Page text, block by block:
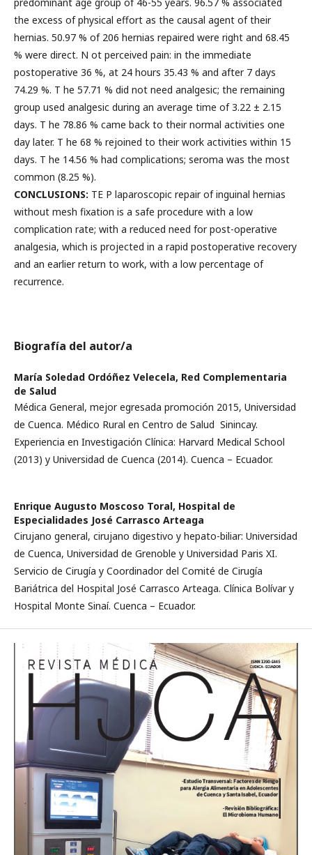
the excess of physical effort as the causal agent of their
hernias. 50.97 % of 206 hernias repaired were right and 68.45
% were direct. N ot perceived pain: in the immediate
postoperative 36 %, at 24 hours 35.43 % and after 7 days
74.29 %. T he 57.71 % did not need analgesic; the remaining
group used analgesic during an average time of 3.22 ± 2.15
days. T he 78.86 % came back to their normal activities one
day later. T he 68 % rejoined to their work activities within 15
days. T he 14.56 % had complications; seroma was the most
common (8.25 %).
CONCLUSIONS: TE P laparoscopic repair of inguinal hernias
without mesh fixation is a safe procedure with a low
complication rate; with a reduced need for post-operative
analgesia, which is projected in a rapid postoperative recovery
and an earlier return to work, with a low percentage of
recurrence.
Biografía del autor/a
María Soledad Ordóñez Velecela, Red Complementaria
de Salud
Médica General, mejor egresada promoción 2015, Universidad
de Cuenca. Médico Rural en Centro de Salud Sinincay.
Experiencia en Investigación Clínica: Harvard Medical School
(2013) y Universidad de Cuenca (2014). Cuenca – Ecuador.
Enrique Augusto Moscoso Toral, Hospital de
Especialidades José Carrasco Arteaga
Cirujano general, cirujano digestivo y hepato-biliar: Universidad
de Cuenca, Universidad de Grenoble y Universidad Paris XI.
Servicio de Cirugía y Coordinador del Comité de Cirugía
Bariátrica del Hospital José Carrasco Arteaga. Clínica Bolívar y
Hospital Monte Sinaí. Cuenca – Ecuador.